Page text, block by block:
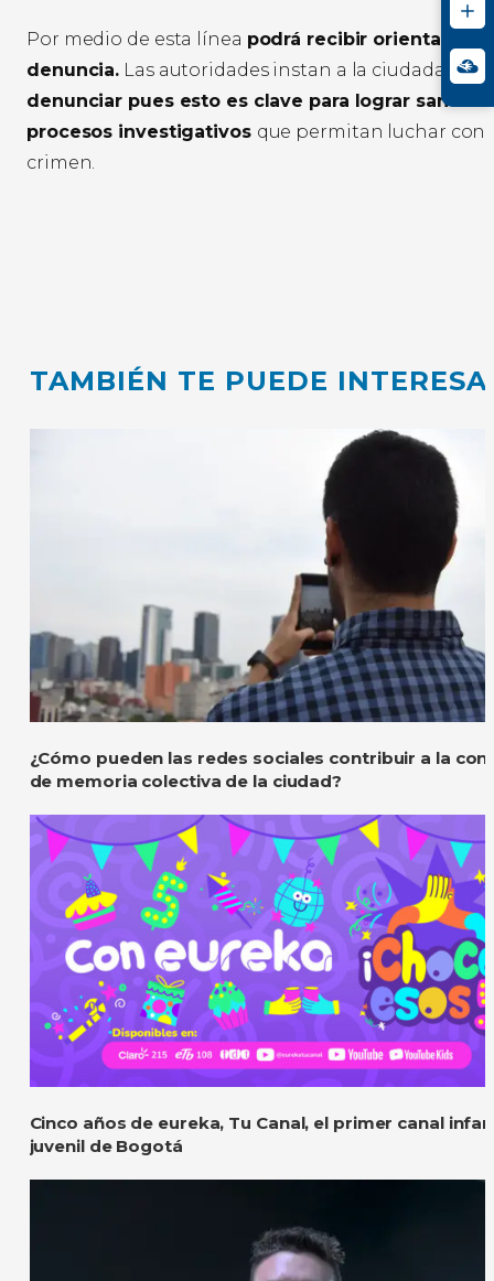
Por medio de esta línea podrá recibir orientación
denuncia. Las autoridades instan a la ciudadanía a
denunciar pues esto es clave para lograr
procesos investigativos que permitan luchar
crimen.
TAMBIÉN TE PUEDE
¿Cómo pueden las redes sociales contribuir a la
de memoria colectiva de la ciudad?
Cinco años de eureka, Tu Canal, el primer canal
juvenil de Bogotá